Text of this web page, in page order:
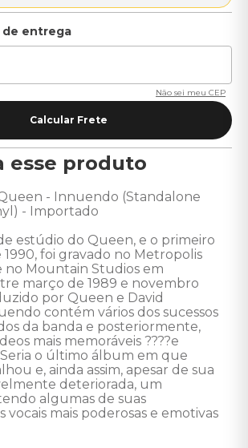
Não sei meu CEP
esse produto
- Innuendo (Standalone
- Importado
estúdio do Queen, e o primeiro
1990, foi gravado no Metropolis
no Mountain Studios em
março de 1989 e novembro
por Queen e David
contém vários dos sucessos
da banda e posteriormente,
mais memoráveis ????e
o último álbum em que
e, ainda assim, apesar de sua
deteriorada, um
algumas de suas
vocais mais poderosas e emotivas